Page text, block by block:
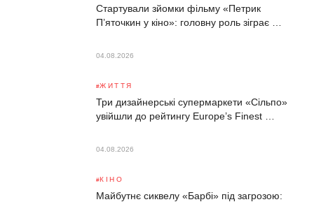
Стартували зйомки фільму «Петрик
П’яточкин у кіно»: головну роль зіграє …
04.08.2026
ЖИТТЯ
Три дизайнерські супермаркети «Сільпо»
увійшли до рейтингу Europe’s Finest …
04.08.2026
КІНО
Майбутнє сиквелу «Барбі» під загрозою: